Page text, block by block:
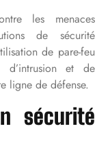
les menaces
de sécurité
de pare-feu
d’intrusion et de
ligne de défense.
sécurité